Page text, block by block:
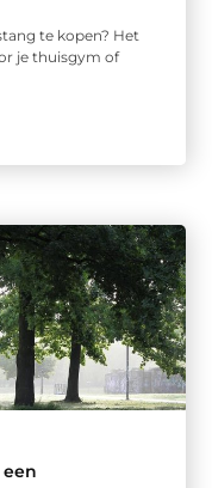
te kopen? Het
je thuisgym of